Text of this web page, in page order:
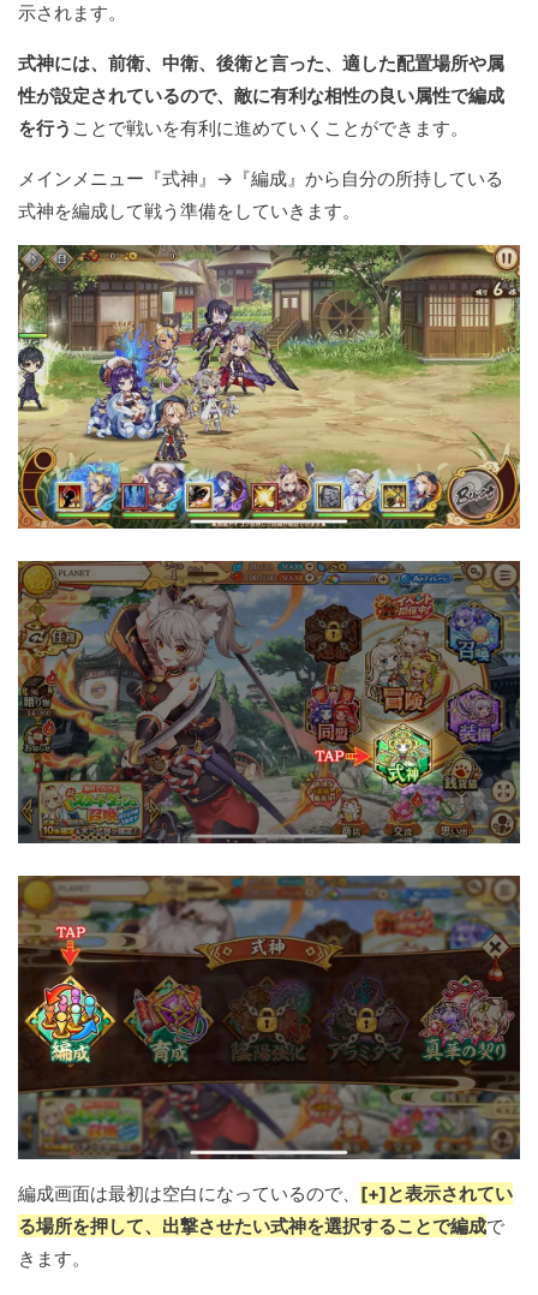
示されます。
式神には、前衛、中衛、後衛と言った、適した配置場所や属
性が設定されているので、敵に有利な相性の良い属性で編成
を行う ことで戦いを有利に進めていくことができます。
メインメニュー『式神』→『編成』から自分の所持している
式神を編成して戦う準備をしていきます。
編成画面は最初は空白になっているので、 [+]と表示されてい
る場所を押して、出撃させたい式神を選択することで編成で
きます。